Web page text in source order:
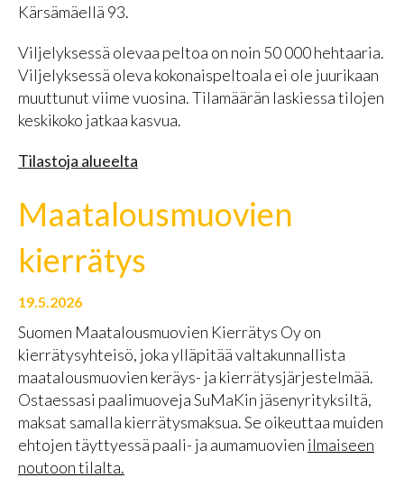
Kärsämäellä 93.
Viljelyksessä olevaa peltoa on noin 50 000 hehtaaria.
Viljelyksessä oleva kokonaispeltoala ei ole juurikaan
muuttunut viime vuosina. Tilamäärän laskiessa tilojen
keskikoko jatkaa kasvua.
Tilastoja alueelta
Maatalousmuovien
kierrätys
19.5.2026
Suomen Maatalousmuovien Kierrätys Oy on
kierrätysyhteisö, joka ylläpitää valtakunnallista
maatalousmuovien keräys- ja kierrätysjärjestelmää.
Ostaessasi paalimuoveja SuMaKin jäsenyrityksiltä,
maksat samalla kierrätysmaksua. Se oikeuttaa muiden
ehtojen täyttyessä paali- ja aumamuovien ilmaiseen
noutoon tilalta.